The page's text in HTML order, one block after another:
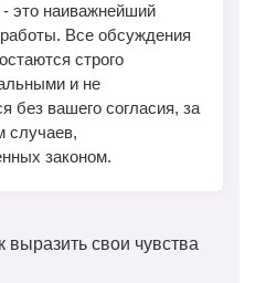
это наиважнейший
Все обсуждения
строго
и не
без вашего согласия, за
случаев,
законом.
выразить свои чувства